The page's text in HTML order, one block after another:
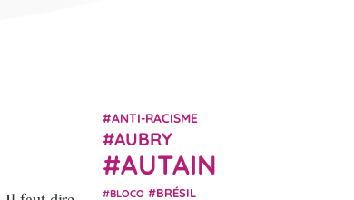
ANTI-RACISME
AUBRY
AUTAIN
BLOCO BRÉSIL